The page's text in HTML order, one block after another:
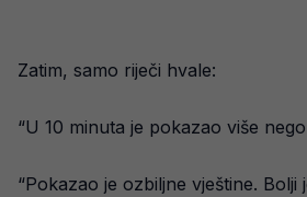
Zatim, samo riječi hvale:
“U 10 minuta je pokazao više
“Pokazao je ozbiljne vještine. Bolji